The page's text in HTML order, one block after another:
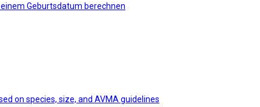
Geburtsdatum berechnen
on species, size, and AVMA guidelines